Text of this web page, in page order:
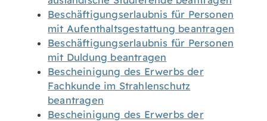
Beschäftigungserlaubnis für Personen
mit Aufenthaltsgestattung beantragen
Beschäftigungserlaubnis für Personen
mit Duldung beantragen
Bescheinigung des Erwerbs der
Fachkunde im Strahlenschutz
beantragen
Bescheinigung des Erwerbs der